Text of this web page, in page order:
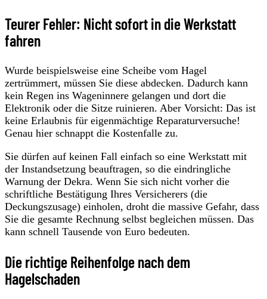
Teurer Fehler: Nicht sofort in die Werkstatt
fahren
Wurde beispielsweise eine Scheibe vom Hagel
zertrümmert, müssen Sie diese abdecken. Dadurch kann
kein Regen ins Wageninnere gelangen und dort die
Elektronik oder die Sitze ruinieren. Aber Vorsicht: Das ist
keine Erlaubnis für eigenmächtige Reparaturversuche!
Genau hier schnappt die Kostenfalle zu.
Sie dürfen auf keinen Fall einfach so eine Werkstatt mit
der Instandsetzung beauftragen, so die eindringliche
Warnung der Dekra. Wenn Sie sich nicht vorher die
schriftliche Bestätigung Ihres Versicherers (die
Deckungszusage) einholen, droht die massive Gefahr, dass
Sie die gesamte Rechnung selbst begleichen müssen. Das
kann schnell Tausende von Euro bedeuten.
Die richtige Reihenfolge nach dem
Hagelschaden